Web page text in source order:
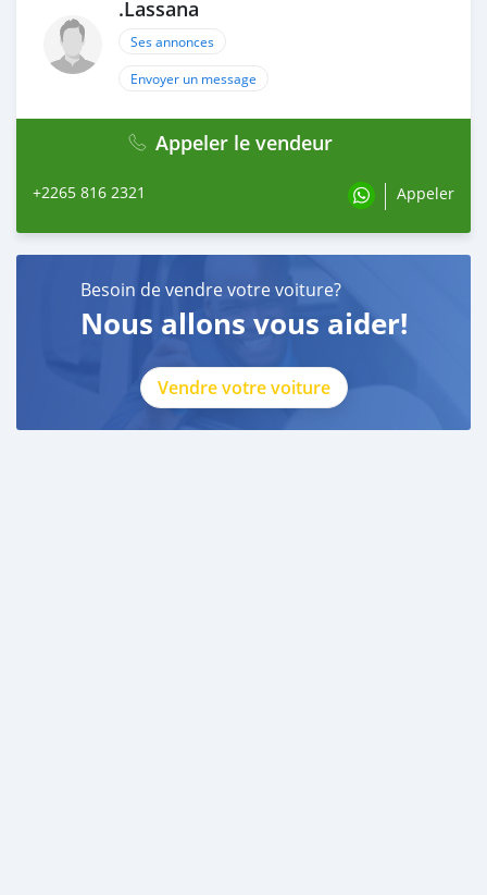
.Lassana
Ses annonces
Envoyer un message
Appeler le vendeur
+2265 816 2321 Appeler
Besoin de vendre votre voiture?
Nous allons vous aider!
Vendre votre voiture